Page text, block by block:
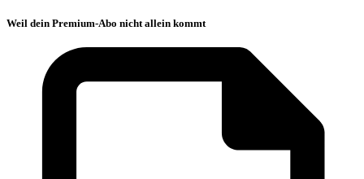
Weil dein Premium-Abo nicht allein kommt